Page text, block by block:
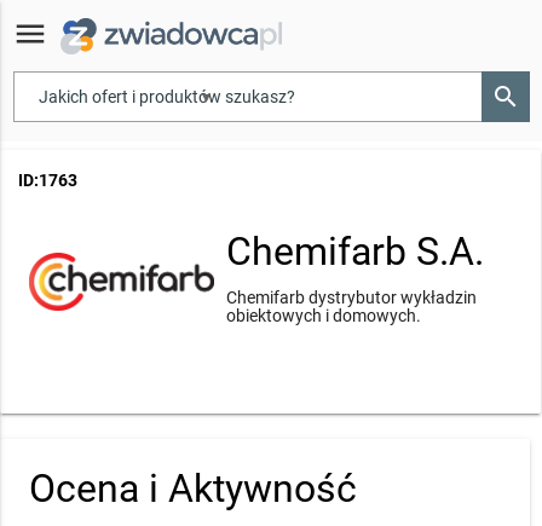
menu
▾ search
ID:1763
Chemifarb S.A.
Chemifarb dystrybutor wykładzin
obiektowych i domowych.
Ocena i Aktywność